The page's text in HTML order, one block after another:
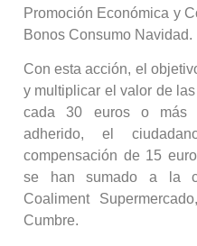
Promoción Económica y
Bonos Consumo Navidad.
Con esta acción, el
y multiplicar el valor de
cada 30 euros o más
adherido, el
compensación de 15
se han sumado a la
Coaliment
Cumbre.